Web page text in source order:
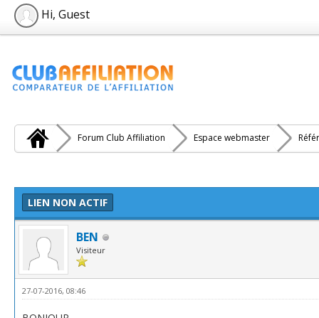
Hi, Guest
Forum Club Affiliation Espace webmaster
LIEN NON ACTIF
BEN
Visiteur
27-07-2016, 08:46